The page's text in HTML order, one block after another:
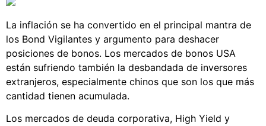
La inflación se ha convertido en el principal mantra de
los Bond Vigilantes y argumento para deshacer
posiciones de bonos. Los mercados de bonos USA
están sufriendo también la desbandada de inversores
extranjeros, especialmente chinos que son los que más
cantidad tienen acumulada.
Los mercados de deuda corporativa, High Yield y